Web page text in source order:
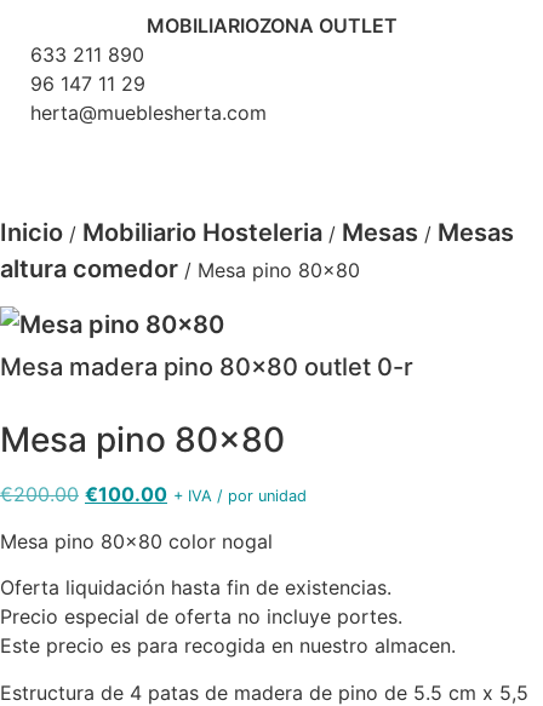
MOBILIARIOZONA OUTLET
633 211 890
96 147 11 29
herta@mueblesherta.com
Inicio / Mobiliario Hosteleria / Mesas / Mesas
altura comedor / Mesa pino 80×80
Mesa madera pino 80x80 outlet 0-r
Mesa pino 80×80
€200.00 El
original
era:
€200.00.
€100.00El
actual
es:
€100.00.
+ IVA / por unidad
Mesa pino 80×80 color nogal
Oferta liquidación hasta fin de existencias.
Precio especial de oferta no incluye portes.
Este precio es para recogida en nuestro almacen.
Estructura de 4 patas de madera de pino de 5.5 cm x 5,5